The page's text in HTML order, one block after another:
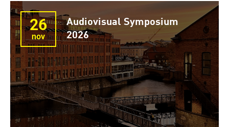
26
nov
Audiovisual Symposium
2026